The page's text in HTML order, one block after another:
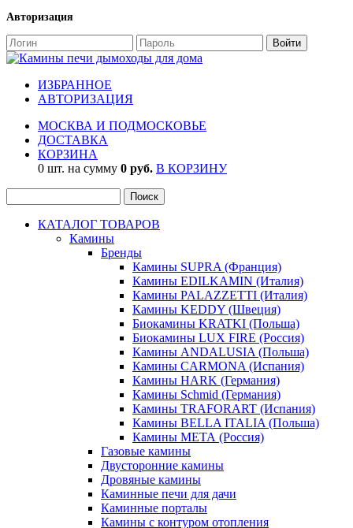
Авторизация
ИЗБРАННОЕ
АВТОРИЗАЦИЯ
МОСКВА И ПОДМОСКОВЬЕ
ДОСТАВКА
КОРЗИНА
0 шт. на сумму 0 руб. В КОРЗИНУ
КАТАЛОГ ТОВАРОВ
Камины
Бренды
Камины SUPRA (Франция)
Камины EDILKAMIN (Италия)
Камины PALAZZETTI (Италия)
Камины KEDDY (Швеция)
Биокамины KRATKI (Польша)
Биокамины LUX FIRE (Россия)
Камины ANDALUSIA (Польша)
Камины CARMONA (Испания)
Камины HARK (Германия)
Камины Schmid (Германия)
Камины TRAFORART (Испания)
Камины BELLA ITALIA (Польша)
Камины МЕТА (Россия)
Газовые камины
Двусторонние камины
Дровяные камины
Каминные печи для дачи
Каминные порталы
Камины с контуром отопления